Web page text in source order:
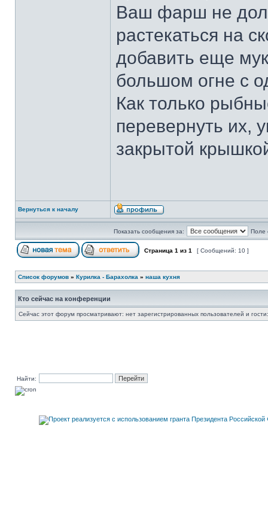
Ваш фарш не
растекаться на
добавить еще
большом огне с
Как только
перевернуть их,
закрытой
Вернуться к началу
Показать сообщения за: Поле
Страница 1 из 1 [ Сообщений: 10 ]
Список форумов » Курилка - Барахолка » наша кухня
Кто сейчас на конференции
Сейчас этот форум просматривают: нет зарегистрированных пользователей и
Найти: